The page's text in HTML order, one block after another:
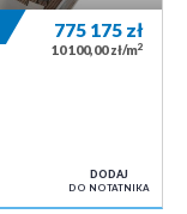
775 175 zł
10 100,00 zł/m2
DODAJ
DO NOTATNIKA